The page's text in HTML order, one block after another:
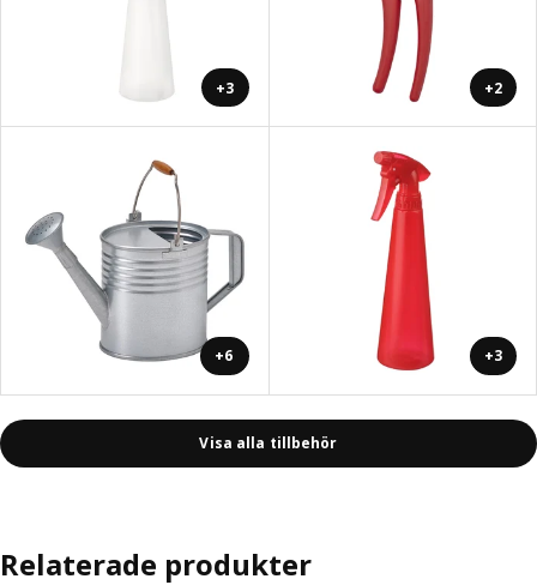
+3 +2
+6 +3
Visa alla tillbehör
Relaterade produkter